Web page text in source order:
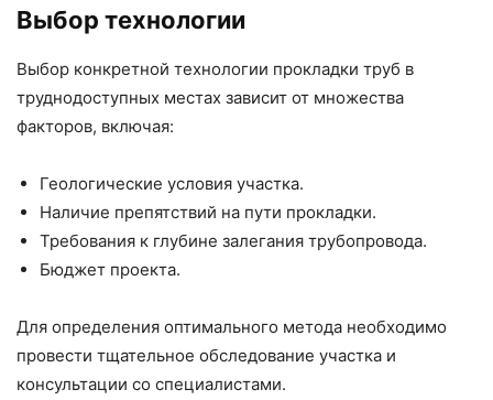
Выбор технологии
Выбор конкретной технологии прокладки труб в
труднодоступных местах зависит от множества
факторов, включая:
Геологические условия участка.
Наличие препятствий на пути прокладки.
Требования к глубине залегания трубопровода.
Бюджет проекта.
Для определения оптимального метода необходимо
провести тщательное обследование участка и
консультации со специалистами.